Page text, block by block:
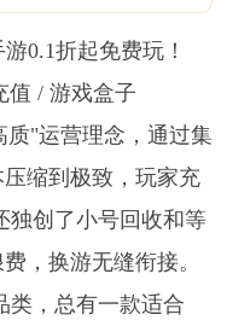
0.1折起免费玩！
/ 游戏盒子
质"运营理念，通过集
缩到极致，玩家充
独创了小号回收和等
，换游无缝衔接。
类，总有一款适合